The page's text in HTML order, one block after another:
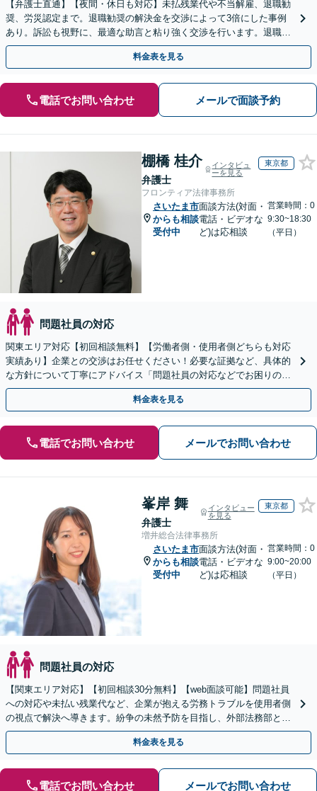
【弁護士直通】【夜間・休日も対応】未払残業代や不当解雇、退職勧
奨、労災認定まで。退職勧奨の解決金を交渉によって3倍にした事例
あり。訴訟も視野に、最適な助言と粘り強く交渉を行います。退職前
後、育休中などの状況でも歓迎。まずはご相談下さい！
料金表を見る
電話でお問い合わせ メールで面談予約
棚橋 桂介
弁護士
インタビュ
ーを見る
東京都
フロンティア法律事務所
さいたま市
からも相談
受付中
面談方法(対面・
電話・ビデオな
ど)は応相談
営業時間：0
9:30~18:30
（平日）
問題社員の対応
関東エリア対応【初回相談無料】【労働者側・使用者側どちらも対応
実績あり】企業との交渉はお任せください！必要な証拠など、具体的
な方針について丁寧にアドバイス「問題社員の対応などでお困りの企
業さまも、ぜひご相談ください」【休日・夜間相談可】
料金表を見る
電話でお問い合わせ メールでお問い合わせ
峯岸 舞
弁護士
インタビュー
を見る
東京都
増井総合法律事務所
さいたま市
からも相談
受付中
面談方法(対面・
電話・ビデオな
ど)は応相談
営業時間：0
9:00~20:00
（平日）
問題社員の対応
【関東エリア対応】【初回相談30分無料】【web面談可能】問題社員
への対応や未払い残業代など、企業が抱える労務トラブルを使用者側
の視点で解決へ導きます。紛争の未然予防を目指し、外部法務部とし
て顧問契約を通じた充実のサポートを提供しております
料金表を見る
電話でお問い合わせ メールでお問い合わせ